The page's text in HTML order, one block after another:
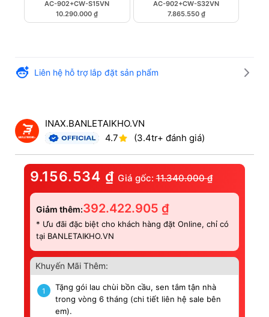
AC-902+CW-S15VN
10.290.000₫
AC-902+CW-S32VN
7.865.550 ₫
Liên hệ hỗ trợ lắp đặt sản phẩm
INAX.BANLETAIKHO.VN
4.7
(3.4tr+ đánh giá)
9.156.534 ₫ Giá gốc: 11.340.000₫
Giảm thêm:392.422.905 ₫
* Ưu đãi đặc biệt cho khách hàng đặt Online, chỉ có
tại BANLETAIKHO.VN
Khuyến Mãi Thêm:
1
Tặng gói lau chùi bồn cầu, sen tắm tận nhà
trong vòng 6 tháng (chi tiết liên hệ sale bên
em).